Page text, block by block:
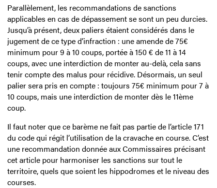
Parallèlement, les recommandations de sanctions
applicables en cas de dépassement se sont un peu durcies.
Jusqu’à présent, deux paliers étaient considérés dans le
jugement de ce type d’infraction : une amende de 75€
minimum pour 9 à 10 coups, portée à 150 € de 11 à 14
coups, avec une interdiction de monter au-delà, cela sans
tenir compte des malus pour récidive. Désormais, un seul
palier sera pris en compte : toujours 75€ minimum pour 7 à
10 coups, mais une interdiction de monter dès le 11ème
coup.
Il faut noter que ce barème ne fait pas partie de l’article 171
du code qui régit l’utilisation de la cravache en course. C’est
une recommandation donnée aux Commissaires précisant
cet article pour harmoniser les sanctions sur tout le
territoire, quels que soient les hippodromes et le niveau des
courses.